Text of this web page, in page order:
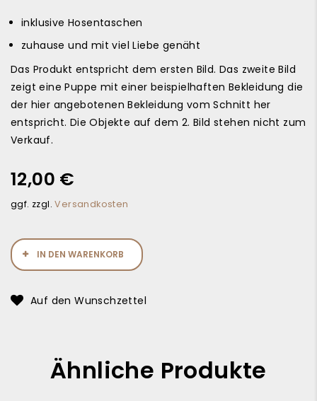
inklusive Hosentaschen
zuhause und mit viel Liebe genäht
Das Produkt entspricht dem ersten Bild. Das zweite Bild
zeigt eine Puppe mit einer beispielhaften Bekleidung die
der hier angebotenen Bekleidung vom Schnitt her
entspricht. Die Objekte auf dem 2. Bild stehen nicht zum
Verkauf.
12,00 €
ggf. zzgl.Versandkosten
IN DEN WARENKORB
Auf den Wunschzettel
Ähnliche Produkte